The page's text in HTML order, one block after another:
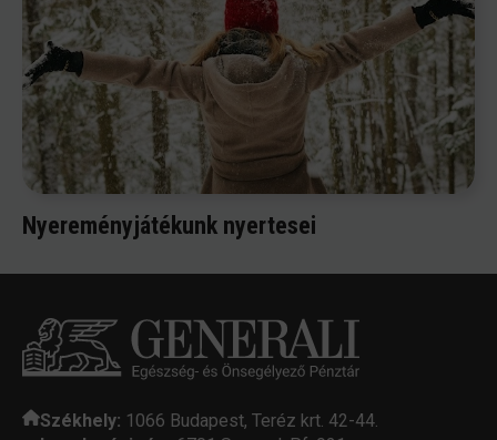
Nyereményjátékunk nyertesei
Székhely: 1066 Budapest, Teréz krt. 42-44.